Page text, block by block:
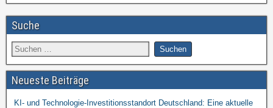
Suche
Neueste Beiträge
KI- und Technologie-Investitionsstandort Deutschland: Eine aktuelle